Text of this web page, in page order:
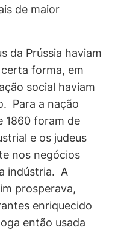
de maior
da Prússia haviam
forma, em
social haviam
Para a nação
1860 foram de
e os judeus
nos negócios
indústria. A
prosperava,
enriquecido
então usada